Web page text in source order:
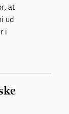
at
ud
i